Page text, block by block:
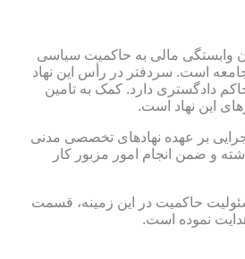
وابستگی مالی به حاکمیت سیاسی
است. سردفتر در رأس این نهاد
دادگستری دارد. کمک به تامین
این نهاد است.
بر عهده نهادهای تخصصی مدنی
و ضمن انجام امور مزبور کار
حاکمیت در این زمینه، قسمت
نموده است.